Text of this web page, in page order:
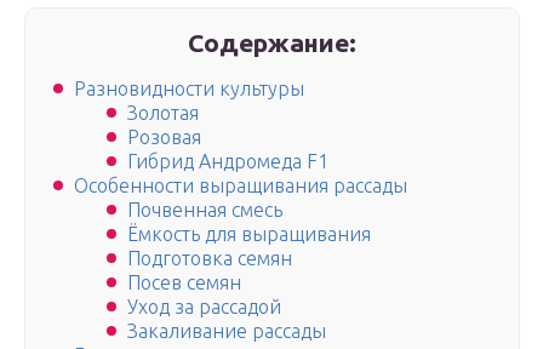
Содержание:
Разновидности культуры
Золотая
Розовая
Гибрид Андромеда F1
Особенности выращивания рассады
Почвенная смесь
Ёмкость для выращивания
Подготовка семян
Посев семян
Уход за рассадой
Закаливание рассады